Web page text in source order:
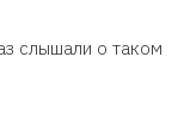
слышали о таком